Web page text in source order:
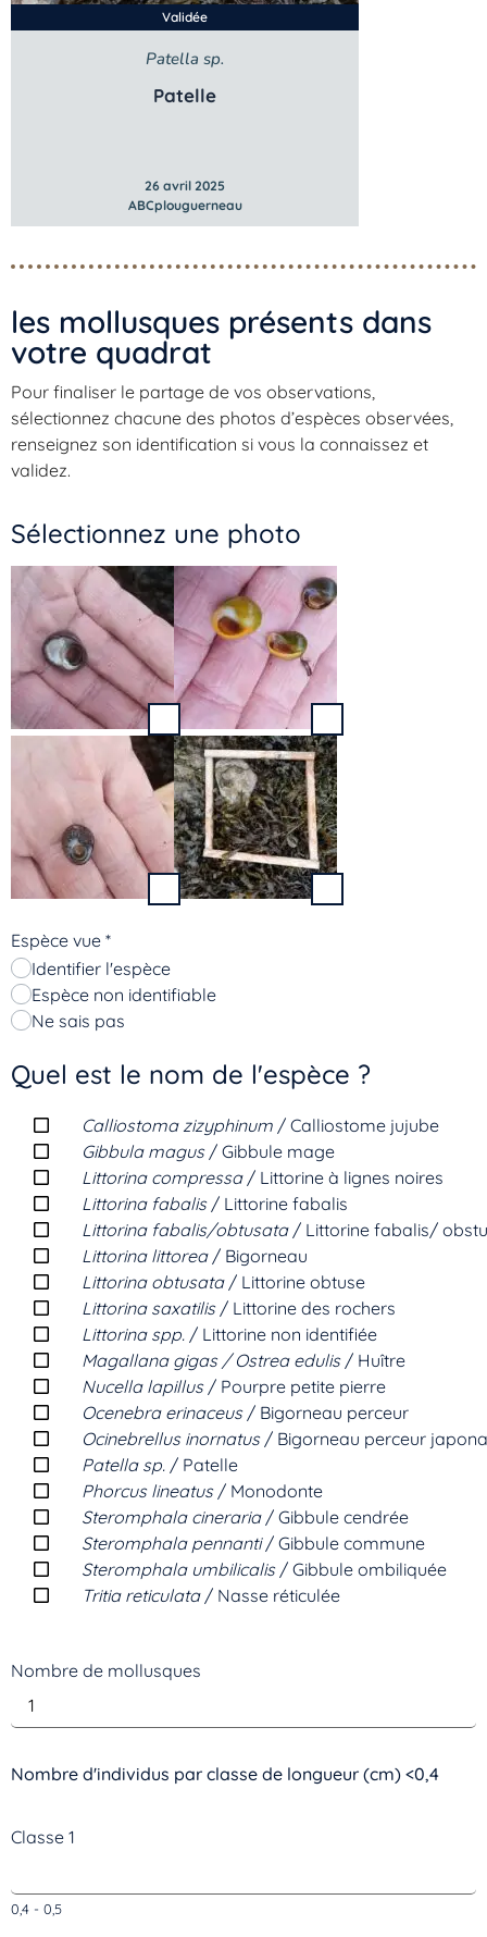
Validée
Patella sp.
Patelle
26 avril 2025
ABCplouguerneau
les mollusques présents dans
votre quadrat​
Pour finaliser le partage de vos observations,
sélectionnez chacune des photos d’espèces observées,
renseignez son identification si vous la connaissez et
validez.
Sélectionnez une photo
Espèce vue *
Identifier l'espèce
Espèce non identifiable
Ne sais pas
Quel est le nom de l'espèce ?
Calliostoma zizyphinum / Calliostome jujube
Gibbula magus/ Gibbule mage
Littorina compressa/ Littorine à lignes noires
Littorina fabalis/ Littorine fabalis
Littorina fabalis/obtusata/ Littorine fabalis/
Littorina littorea/ Bigorneau
Littorina obtusata/ Littorine obtuse
Littorina saxatilis/ Littorine des rochers
Littorina spp. / Littorine non identifiée
Magallana gigas / Ostrea edulis/ Huître
Nucella lapillus/ Pourpre petite pierre
Ocenebra erinaceus/ Bigorneau perceur
Ocinebrellus inornatus/ Bigorneau perceur
Patella sp. / Patelle
Phorcus lineatus/ Monodonte
Steromphala cineraria/ Gibbule cendrée
Steromphala pennanti/ Gibbule commune
Steromphala umbilicalis/ Gibbule ombiliquée
Tritia reticulata/ Nasse réticulée
Nombre de mollusques
Nombre d'individus par classe de longueur (cm) <0,4
Classe 1
0,4 - 0,5